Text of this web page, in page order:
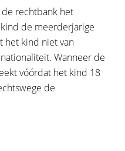
rechtbank het
de meerderjarige
het kind niet van
Wanneer de
vóórdat het kind 18
de